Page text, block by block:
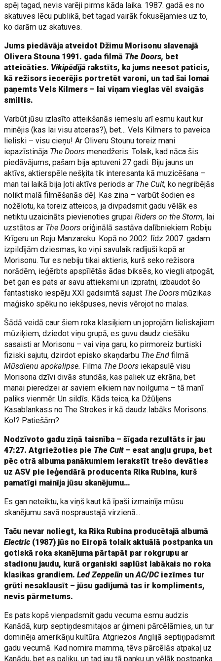
spēj tagad, nevis varēji pirms kāda laika. 1987. gadā es no
skatuves lēcu publikā, bet tagad vairāk fokusējamies uz to,
ko darām uz skatuves.
Jums piedāvāja atveidot Džimu Morisonu slavenajā
Olivera Stouna 1991. gada filmā The Doors, bet
atteicāties. Vikipēdijā rakstīts, ka jums neesot paticis,
kā režisors iecerējis portretēt varoni, un tad šai lomai
paņemts Vels Kilmers – lai viņam vieglas vēl svaigās
smiltis.
Varbūt jūsu izlasīto atteikšanās iemeslu arī esmu kaut kur
minējis (kas lai visu atceras?), bet… Vels Kilmers to paveica
lieliski – visu cieņu! Ar Oliveru Stounu toreiz mani
iepazīstināja The Doors menedžeris. Tolaik, kad nāca šis
piedāvājums, pašam bija aptuveni 27 gadi. Biju jauns un
aktīvs, aktierspēle nešķita tik interesanta kā muzicēšana –
man tai laikā bija ļoti aktīvs pe­riods ar The Cult, ko negribējās
nolikt malā filmēšanās dēļ. Kas zina – varbūt šodien es
nožēlotu, ka toreiz atteicos, ja divpadsmit gadu vēlāk es
netiktu uzaicināts pievienoties grupaiRiders on the Storm, lai
uzstātos ar The Doors oriģinālā sastāva dalībniekiem Robiju
Krīgeru un Reju Manzareku. Kopā no 2002. līdz 2007. gadam
izpildījām dziesmas, ko viņi savulaik radījuši kopā ar
Morisonu. Tur es nebiju tikai aktieris, kurš seko režisora
norādēm, ieģērbts apspīlētās ādas biksēs, ko viegli atpogāt,
bet gan es pats ar savu attieksmi un izpratni, izbaudot šo
fantastisko iespēju XXI gadsimtā sajust The Doors mūzikas
maģisko spēku no iekšpuses, nevis vērojot no malas.
Šādā veidā caur šiem roka klasiķiem un joprojām lieliskajiem
mūziķiem, dziedot viņu grupā, es guvu daudz ciešāku
sasaisti ar Morisonu – vai viņa garu, ko pirmoreiz burtiski
fiziski sajutu, dzirdot episko skaņdarbu The Endfilmā
Mūsdienu apokalipse. Filma The Doors iekapsulē visu
Morisona dzīvi divās stundās, kas paliek uz ekrāna, bet
manai pieredzei ar saviem elkiem nav noilguma – tā manī
paliks vienmēr. Un sildīs. Kāds teica, ka Džūljens
Kasablankass no The Strokes ir kā daudz labāks Morisons.
Ko!? Patiešām?
Nodzīvoto gadu ziņā taisnība – šīgada rezultāts ir jau
47:27. Atgriežoties pie The Cult – esat angļu grupa, bet
pēc otrā albuma panākumiem ierakstīt trešo devāties
uz ASV pie leģendārā producenta Rika Rubina, kurš
pamatīgi mainīja jūsu skanējumu…
Es gan neteiktu, ka viņš kaut kā īpaši izmainīja mūsu
skanējumu savā nospraustajā virzienā...
Taču nevar noliegt, ka Rika Rubina producētajā albumā
Electric (1987) jūs no Eiropā tolaik aktuālā postpanka un
gotiskā roka skanējuma pārtapāt par rokgrupu ar
stadionu jaudu, kurā organiski saplūst labākais no roka
klasikas grandiem.Led Zeppelin unAC/DCiezīmes tur
grūti nesaklausīt – jūsu gadījumā tas ir kompliments,
nevis pārmetums.
Es pats kopš vienpadsmit gadu vecuma esmu audzis
Kanādā, kurp septiņdesmitajos ar ģimeni pārcēlāmies, un tur
dominēja amerikāņu kultūra. Atgriezos Anglijā septiņpadsmit
gadu vecumā. Kad nomira mamma, tēvs pārcēlās atpakaļ uz
Kanādu, bet es paliku, un tad jau tā panku un vēlāk postpanka